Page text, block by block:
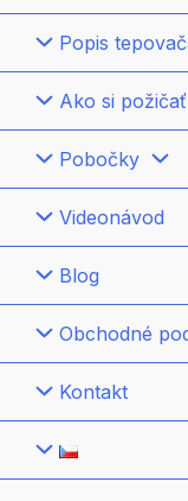
Popis
Ako si
Pobočky
Videonávod
Blog
Obchodné
Kontakt